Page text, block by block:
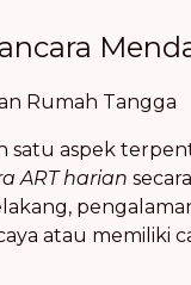
Rumah Tangga
satu aspek
ART harian
atau memiliki